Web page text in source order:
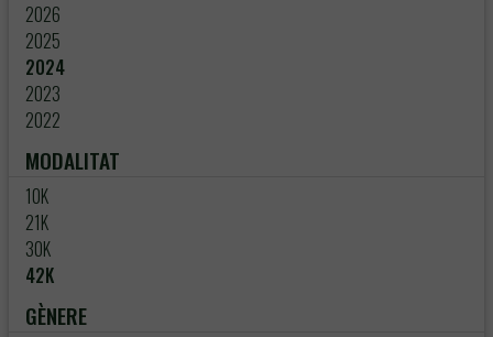
2026
2025
2024
2023
2022
MODALITAT
10K
21K
30K
42K
GÈNERE